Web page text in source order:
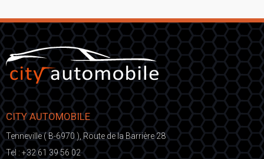
CITY AUTOMOBILE
Tenneville ( B-6970 ), Route de la Barrière 28
Tel : +32 61 39 56 02